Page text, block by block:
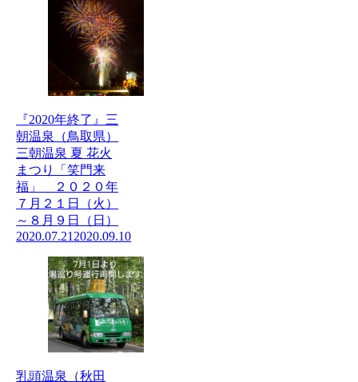
『2020年終了』三
朝温泉（鳥取県）
三朝温泉 夏 花火
まつり「笑門来
福」 ２０２０年
７月２１日（火）
～８月９日（日）
2020.07.21 2020.09.10
乳頭温泉（秋田